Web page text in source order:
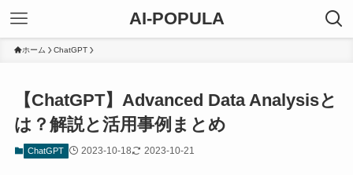
AI-POPULA
ホーム ChatGPT
【ChatGPT】Advanced Data Analysisと
は？解説と活用事例まとめ
ChatGPT 2023-10-18 2023-10-21